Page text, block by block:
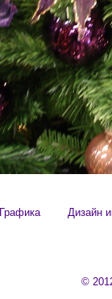
Графика Дизайн
©